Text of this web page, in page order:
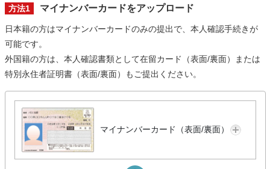
方法1 マイナンバーカードをアップロード
日本籍の方はマイナンバーカードのみの提出で、本人確認手続きが
可能です。
外国籍の方は、本人確認書類として在留カード（表面/裏面）または
特別永住者証明書（表面/裏面）もご提出ください。
マイナンバーカード（表面/裏面）